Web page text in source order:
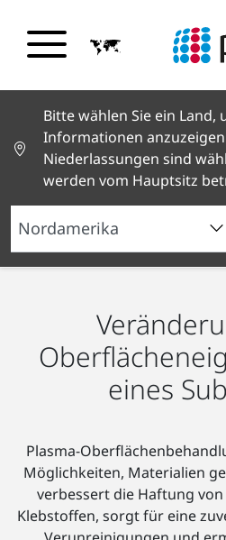
Bitte wählen Sie ein Land,
Informationen
Niederlassungen sind
werden vom Hauptsitz
Was ist Plasma? Arten
eines
Plasma-
Möglichkeiten, Materialien
verbessert die Haftung
Klebstoffen, sorgt für eine